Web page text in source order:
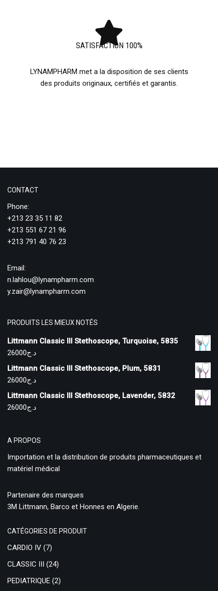
SATISFACTION 100%
LYNAMPHARM met a la disposition de ses clients
des produits originaux, certifiés et garantis.
CONTACT
Phone:
+213 23 35 11 82
+213 551 67 21 96
+213 791 40 76 23
Email:
n.lahlou@lynampharm.com
y.zair@lynampharm.com
PRODUITS LES MIEUX NOTÉS
Littmann Classic III Stethoscope, Turquoise, 5835
د.ج26000
Littmann Classic III Stethoscope, Plum, 5831
د.ج26000
Littmann Classic III Stethoscope, Lavender, 5832
د.ج26000
A PROPOS
Importation et la distribution de produits pharmaceutiques et
matériel médical
Partenaire des marques
3M Littmann, Barco et Honnes en Algerie.
CATÉGORIES DE PRODUIT
CARDIO IV (7)
CLASSIC III (24)
PEDIATRIQUE (2)